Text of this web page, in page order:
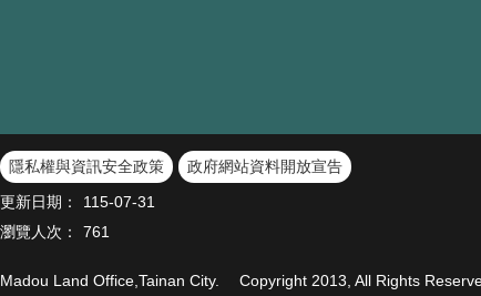
隱私權與資訊安全政策
政府網站資料開放宣告
更新日期：
115-07-31
瀏覽人次：
761
Madou Land Office,Tainan City. Copyright 2013, All Rights